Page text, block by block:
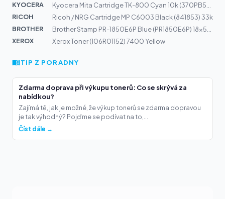
KYOCERA
Kyocera Mita Cartridge TK-800 Cyan 10k (370PB5KL)
RICOH
Ricoh / NRG Cartridge MP C6003 Black (841853) 33k
BROTHER
Brother Stamp PR-1850E6P Blue (PR1850E6P) 18x50mm
XEROX
Xerox Toner (106R01152) 7400 Yellow
TIP Z PORADNY
Zdarma doprava při výkupu tonerů: Co se skrývá za
nabídkou?
Zajímá tě, jak je možné, že výkup tonerů se zdarma dopravou
je tak výhodný? Pojďme se podívat na to,...
Číst dále →